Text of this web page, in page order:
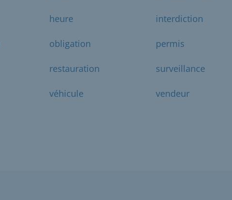
heure interdiction
obligation permis
restauration surveillance
véhicule vendeur